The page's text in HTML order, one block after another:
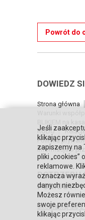
Powrót do
DOWIEDZ
Strona główna
RODO
Polityka
Informacja o
POMOCY?
Skontaktuj się z
Jeśli
klikając
zapiszemy na
pliki „cookies”
reklamowe.
oznacza
danych
Możesz
swoje
klikając